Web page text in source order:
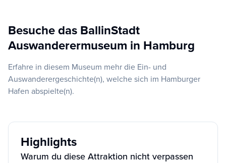
Besuche das BallinStadt
Auswanderermuseum in Hamburg
Erfahre in diesem Museum mehr die Ein- und
Auswanderergeschichte(n), welche sich im Hamburger
Hafen abspielte(n).
Highlights
Warum du diese Attraktion nicht verpassen